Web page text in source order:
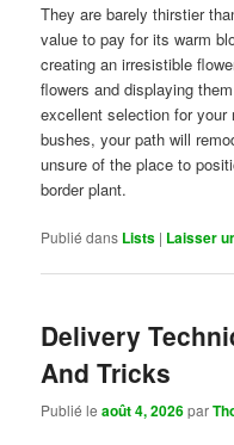
They are barely thirstier
value to pay for its warm
creating an irresistible
flowers and displaying
excellent selection for
bushes, your path will
unsure of the place to
border plant.
Publié dans Lists | Laisser
Delivery
And Tricks
Publié leaoût 4, 2026par